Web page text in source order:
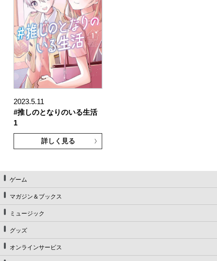
2023.5.11
#推しのとなりのいる生活
1
詳しく見る
ゲーム
マガジン＆ブックス
ミュージック
グッズ
オンラインサービス